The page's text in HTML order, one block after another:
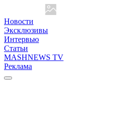
Новости
Эксклюзивы
Интервью
Статьи
MASHNEWS TV
Реклама